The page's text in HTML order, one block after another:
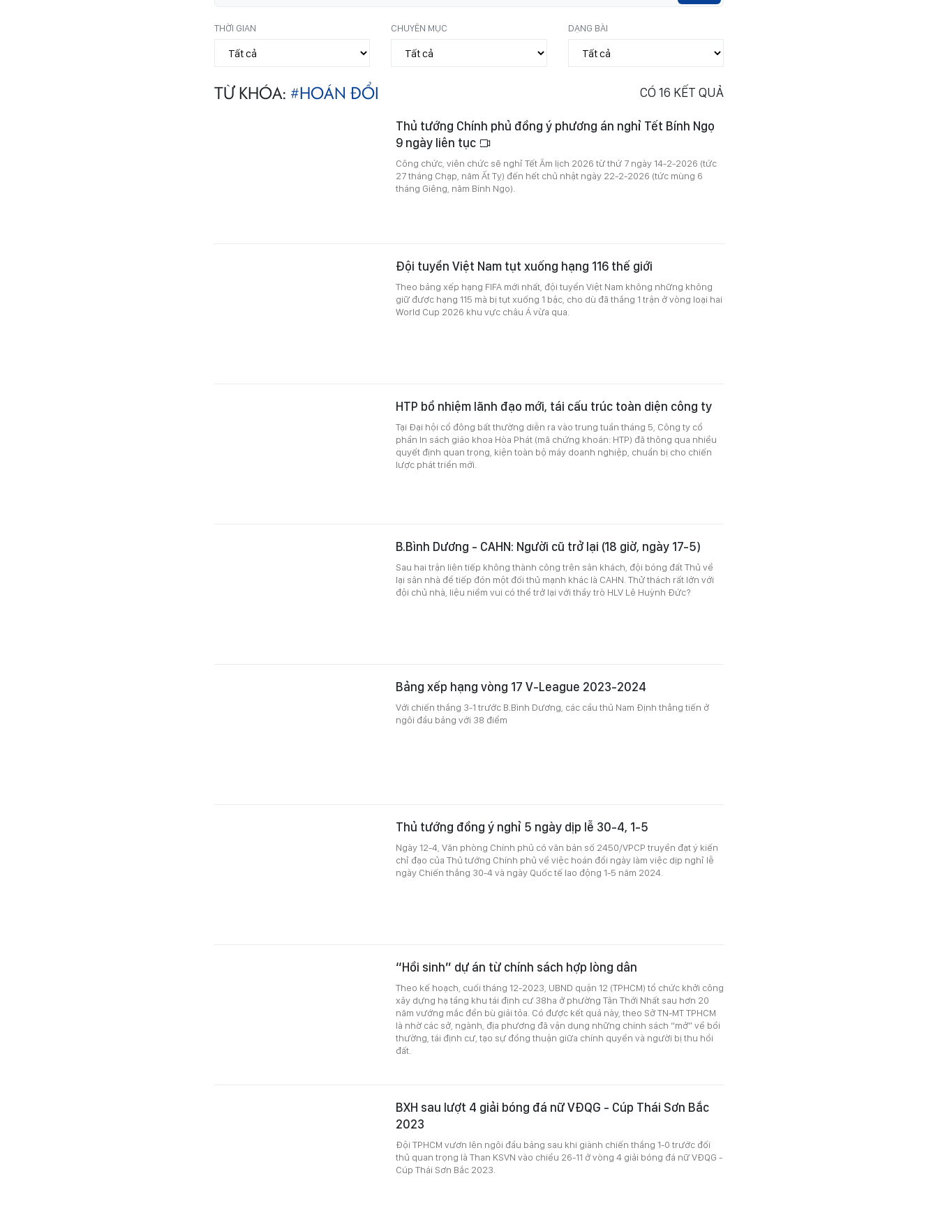
THỜI GIAN CHUYÊN MỤC DẠNG BÀI
TỪ KHÓA: #HOÁN ĐỔI CÓ 16 KẾT QUẢ
Thủ tướng Chính phủ đồng ý phương án nghỉ Tết Bính Ngọ
9 ngày liên tục
Công chức, viên chức sẽ nghỉ Tết Âm lịch 2026 từ thứ 7 ngày 14-2-2026 (tức
27 tháng Chạp, năm Ất Tỵ) đến hết chủ nhật ngày 22-2-2026 (tức mùng 6
tháng Giêng, năm Bính Ngọ).
Đội tuyển Việt Nam tụt xuống hạng 116 thế giới
Theo bảng xếp hạng FIFA mới nhất, đội tuyển Việt Nam không những không
giữ được hạng 115 mà bị tụt xuống 1 bậc, cho dù đã thắng 1 trận ở vòng loại hai
World Cup 2026 khu vực châu Á vừa qua.
HTP bổ nhiệm lãnh đạo mới, tái cấu trúc toàn diện công ty
Tại Đại hội cổ đông bất thường diễn ra vào trung tuần tháng 5, Công ty cổ
phần In sách giáo khoa Hòa Phát (mã chứng khoán: HTP) đã thông qua nhiều
quyết định quan trọng, kiện toàn bộ máy doanh nghiệp, chuẩn bị cho chiến
lược phát triển mới.
B.Bình Dương - CAHN: Người cũ trở lại (18 giờ, ngày 17-5)
Sau hai trận liên tiếp không thành công trên sân khách, đội bóng đất Thủ về
lại sân nhà để tiếp đón một đối thủ mạnh khác là CAHN. Thử thách rất lớn với
đội chủ nhà, liệu niềm vui có thể trở lại với thầy trò HLV Lê Huỳnh Đức?
Bảng xếp hạng vòng 17 V-League 2023-2024
Với chiến thắng 3-1 trước B.Bình Dương, các cầu thủ Nam Định thẳng tiến ở
ngôi đầu bảng với 38 điểm
Thủ tướng đồng ý nghỉ 5 ngày dịp lễ 30-4, 1-5
Ngày 12-4, Văn phòng Chính phủ có văn bản số 2450/VPCP truyền đạt ý kiến
chỉ đạo của Thủ tướng Chính phủ về việc hoán đổi ngày làm việc dịp nghỉ lễ
ngày Chiến thắng 30-4 và ngày Quốc tế lao động 1-5 năm 2024.
“Hồi sinh” dự án từ chính sách hợp lòng dân
Theo kế hoạch, cuối tháng 12-2023, UBND quận 12 (TPHCM) tổ chức khởi công
xây dựng hạ tầng khu tái định cư 38ha ở phường Tân Thới Nhất sau hơn 20
năm vướng mắc đền bù giải tỏa. Có được kết quả này, theo Sở TN-MT TPHCM
là nhờ các sở, ngành, địa phương đã vận dụng những chính sách “mở” về bồi
thường, tái định cư, tạo sự đồng thuận giữa chính quyền và người bị thu hồi
đất.
BXH sau lượt 4 giải bóng đá nữ VĐQG - Cúp Thái Sơn Bắc
2023
Đội TPHCM vươn lên ngôi đầu bảng sau khi giành chiến thắng 1-0 trước đối
thủ quan trọng là Than KSVN vào chiều 26-11 ở vòng 4 giải bóng đá nữ VĐQG -
Cúp Thái Sơn Bắc 2023.